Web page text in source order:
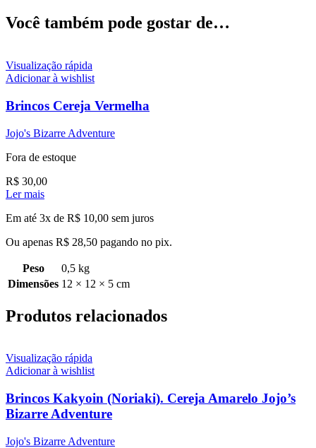
Você também pode gostar de…
Visualização rápida
Adicionar à wishlist
Brincos Cereja Vermelha
Jojo's Bizarre Adventure
Fora de estoque
R$ 30,00
Ler mais
Em até 3x de R$ 10,00 sem juros
Ou apenas R$ 28,50 pagando no pix.
Peso
0,5 kg
Dimensões 12 × 12 × 5 cm
Produtos relacionados
Visualização rápida
Adicionar à wishlist
Brincos Kakyoin (Noriaki). Cereja Amarelo Jojo’s
Bizarre Adventure
Jojo's Bizarre Adventure